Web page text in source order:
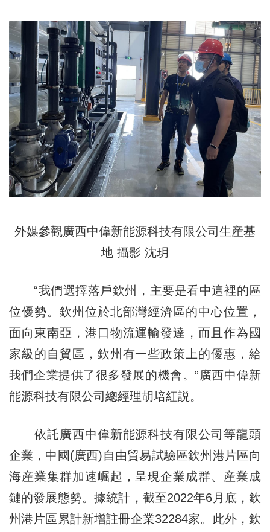
外媒參觀廣西中偉新能源科技有限公司生産基
地 攝影 沈玥
“我們選擇落戶欽州，主要是看中這裡的區
位優勢。欽州位於北部灣經濟區的中心位置，
面向東南亞，港口物流運輸發達，而且作為國
家級的自貿區，欽州有一些政策上的優惠，給
我們企業提供了很多發展的機會。”廣西中偉新
能源科技有限公司總經理胡培紅説。
依託廣西中偉新能源科技有限公司等龍頭
企業，中國(廣西)自由貿易試驗區欽州港片區向
海産業集群加速崛起，呈現企業成群、産業成
鏈的發展態勢。據統計，截至2022年6月底，欽
州港片區累計新增註冊企業32284家。此外，欽